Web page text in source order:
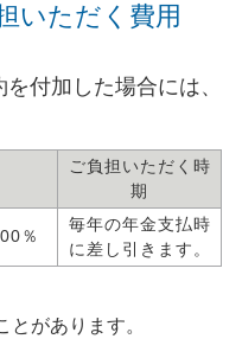
いただく費用
付加した場合には、
ご負担いただく時
期
％
毎年の年金支払時
に差し引きます。
があります。